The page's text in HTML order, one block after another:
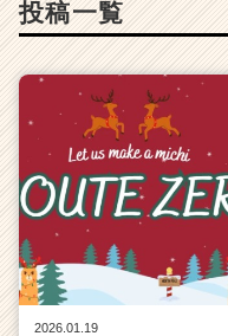
投稿一覧
2026.01.19